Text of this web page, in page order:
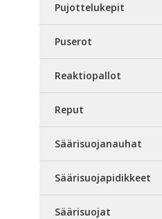
Pujottelukepit
Puserot
Reaktiopallot
Reput
Säärisuojanauhat
Säärisuojapidikkeet
Säärisuojat